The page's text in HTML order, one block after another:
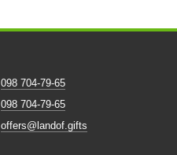
098 704-79-65
098 704-79-65
offers@landof.gifts